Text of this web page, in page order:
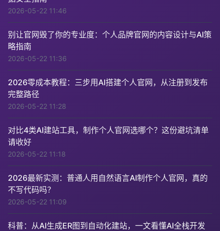
2026-05-22 11:46
别让官网毁了你的专业度：个人品牌官网的内容设计与AI策
略指南
2026-05-22 11:36
2026零成本教程：三步用AI搭建个人官网，从注册到发布
完整路径
2026-05-22 11:28
对比4类AI建站工具，制作个人官网选哪个？这份避坑清单
请收好
2026-05-22 11:18
2026最新实测：普通人用自然语言AI制作个人官网，真的
不写代码吗？
2026-05-22 11:09
科普：从AI生成ER图到自动化建站，一文看懂AI全栈开发